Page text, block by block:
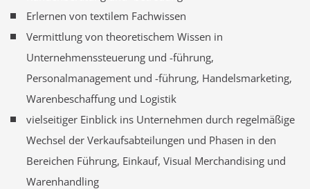
Erlernen von textilem Fachwissen
Vermittlung von theoretischem Wissen in
Unternehmenssteuerung und -führung,
Personalmanagement und -führung, Handelsmarketing,
Warenbeschaffung und Logistik
vielseitiger Einblick ins Unternehmen durch regelmäßige
Wechsel der Verkaufsabteilungen und Phasen in den
Bereichen Führung, Einkauf, Visual Merchandising und
Warenhandling